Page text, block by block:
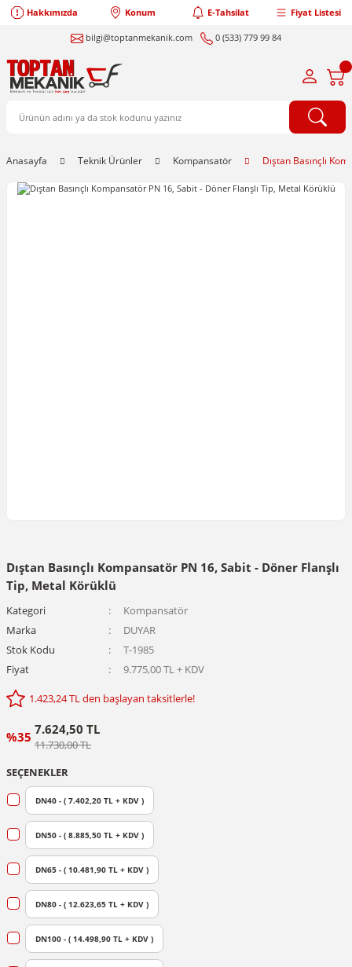
Hakkımızda Konum E-Tahsilat Fiyat Listesi
bilgi@toptanmekanik.com 0 (533) 779 99 84
Anasayfa Teknik Ürünler Kompansatör Dıştan Basınçlı
Dıştan Basınçlı Kompansatör PN 16, Sabit - Döner Flanşlı
Tip, Metal Körüklü
Kategori
Kompansatör
Marka
DUYAR
Stok Kodu
T-1985
Fiyat
9.775,00 TL + KDV
1.423,24 TL den başlayan taksitlerle!
%35 7.624,50 TL
11.730,00 TL
SEÇENEKLER
DN40 - ( 7.402,20 TL + KDV )
DN50 - ( 8.885,50 TL + KDV )
DN65 - ( 10.481,90 TL + KDV )
DN80 - ( 12.623,65 TL + KDV )
DN100 - ( 14.498,90 TL + KDV )